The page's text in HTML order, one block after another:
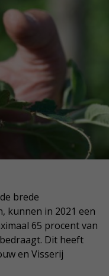
brede
kunnen in 2021 een
65 procent van
Dit heeft
en Visserij